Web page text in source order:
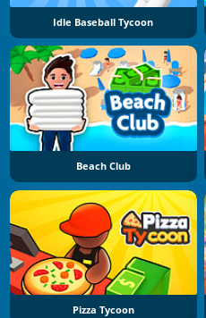
Idle Baseball Tycoon
Beach Club
Pizza Tycoon